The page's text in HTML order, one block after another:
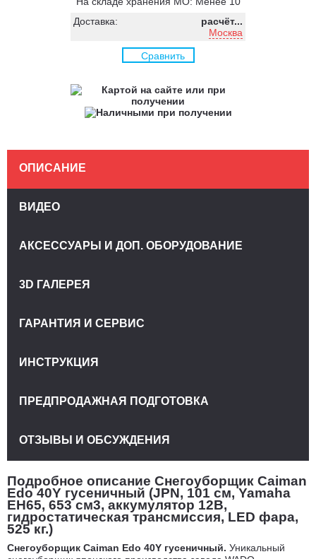
Доставка:
расчёт...
Москва
Сравнить
Подробное описание Снегоуборщик Caiman
Edo 40Y гусеничный (JPN, 101 см, Yamaha
EH65, 653 см3, аккумулятор 12В,
гидростатическая трансмиссия, LED фара,
525 кг.)
Снегоуборщик Caiman Edo 40Y гусеничный. Уникальный
ОПИСАНИЕ
ВИДЕО
АКСЕССУАРЫ И ДОП. ОБОРУДОВАНИЕ
3D ГАЛЕРЕЯ
ГАРАНТИЯ И СЕРВИС
ИНСТРУКЦИЯ
ПРЕДПРОДАЖНАЯ ПОДГОТОВКА
ОТЗЫВЫ И ОБСУЖДЕНИЯ